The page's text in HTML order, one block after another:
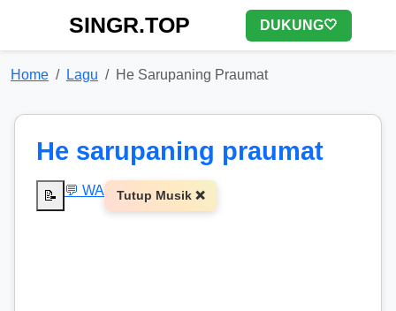
SINGR.TOP DUKUNG🤍
Home Lagu He Sarupaning Praumat
He sarupaning praumat
📝 💬 WA Tutup Musik ❌